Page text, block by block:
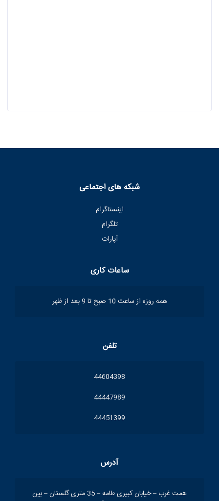
شبکه های اجتماعی
اینستاگرام
تلگرام
آپارات
ساعات کاری
همه روزه از ساعت 10 صبح تا 9 بعد از ظهر
تلفن
44604398
44447989
44451399
آدرس
همت غرب – خیابان کبیری طامه – 35 متری گلستان – بین